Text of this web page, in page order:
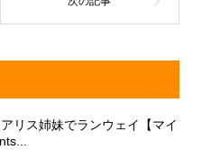
リス姉妹でランウェイ【マイ